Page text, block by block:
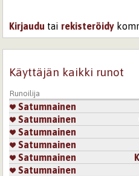
Kirjaudu tai rekisteröidy
Käyttäjän kaikki runot
Runoilija
Satumnainen
Satumnainen
Satumnainen
Satumnainen
Satumnainen
Satumnainen